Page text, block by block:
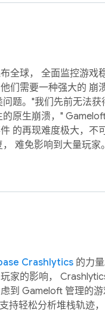
全球， 全面监控游戏
们需要一种强大的 崩
问题。"我们先前无法获
的原生崩溃，"
的再现难度极大，不
难免影响到大量玩家。
Crashlytics 的力量
家的影响，
到 Gameloft 管理的
持轻松分析堆栈轨迹